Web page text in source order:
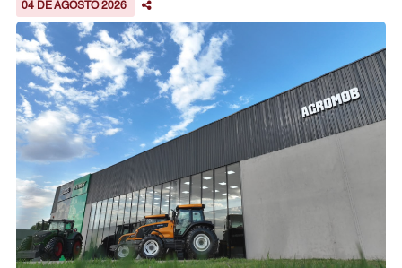
04 DE AGOSTO 2026